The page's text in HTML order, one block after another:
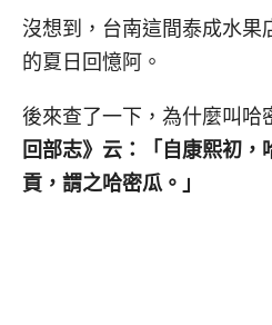
沒想到，台南這間泰成水果
的夏日回憶阿。
後來查了一下，為什麼叫哈
回部志》云：「自康熙初，
貢，謂之哈密瓜。」